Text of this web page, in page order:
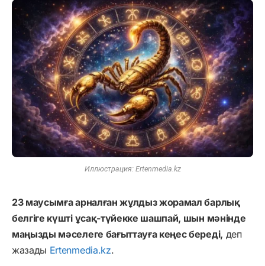
Иллюстрация: Ertenmedia.kz
23 маусымға арналған жұлдыз жорамал барлық
белгіге күшті ұсақ-түйекке шашпай, шын мәнінде
маңызды мәселеге бағыттауға кеңес береді, деп
жазады Ertenmedia.kz.